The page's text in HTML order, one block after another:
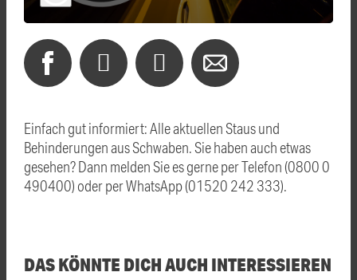
Einfach gut informiert: Alle aktuellen Staus und
Behinderungen aus Schwaben. Sie haben auch etwas
gesehen? Dann melden Sie es gerne per Telefon (0800 0
490400) oder per WhatsApp (01520 242 333).
DAS KÖNNTE DICH AUCH INTERESSIEREN